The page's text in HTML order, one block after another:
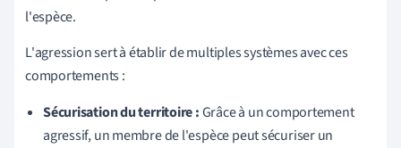
l'espèce.
L'agression sert à établir de multiples systèmes avec ces
comportements :
Sécurisation du territoire :Grâce à un comportement
agressif, un membre de l'espèce peut sécuriser un